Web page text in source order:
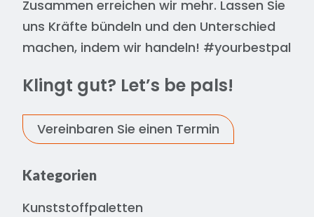
Zusammen erreichen wir mehr. Lassen Sie
uns Kräfte bündeln und den Unterschied
machen, indem wir handeln! #yourbestpal
Klingt gut? Let’s be pals!
Vereinbaren Sie einen Termin
Kategorien
Kunststoffpaletten